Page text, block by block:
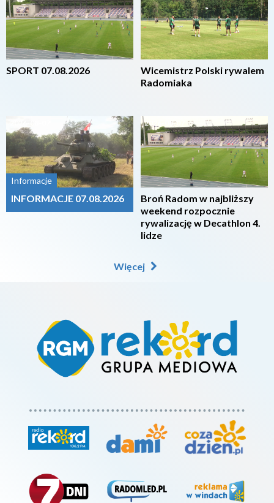
SPORT 07.08.2026
Informacje
INFORMACJE 07.08.2026
Wicemistrz Polski rywalem
Radomiaka
2026-08-07
Broń Radom w najbliższy
weekend rozpocznie
rywalizację w Decathlon 4.
lidze
Więcej